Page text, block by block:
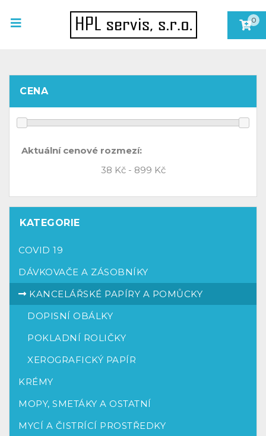
0
CENA
Aktuální cenové rozmezí:
KATEGORIE
COVID 19
DÁVKOVAČE A ZÁSOBNÍKY
KANCELÁŘSKÉ PAPÍRY A POMŮCKY
DOPISNÍ OBÁLKY
POKLADNÍ ROLIČKY
XEROGRAFICKÝ PAPÍR
KRÉMY
MOPY, SMETÁKY A OSTATNÍ
MYCÍ A ČISTRÍCÍ PROSTŘEDKY